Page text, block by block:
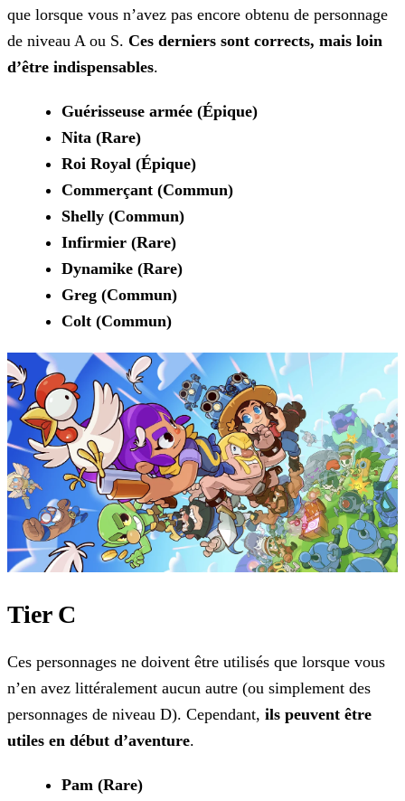
que lorsque vous n’avez pas encore obtenu de personnage
de niveau A ou S. Ces derniers sont corrects, mais loin
d’être indispensables.
Guérisseuse armée (Épique)
Nita (Rare)
Roi Royal (Épique)
Commerçant (Commun)
Shelly (Commun)
Infirmier (Rare)
Dynamike (Rare)
Greg (Commun)
Colt (Commun)
Tier C
Ces personnages ne doivent être utilisés que lorsque vous
n’en avez littéralement aucun autre (ou simplement des
personnages de niveau D). Cependant, ils peuvent être
utiles en début d’aventure.
Pam (Rare)